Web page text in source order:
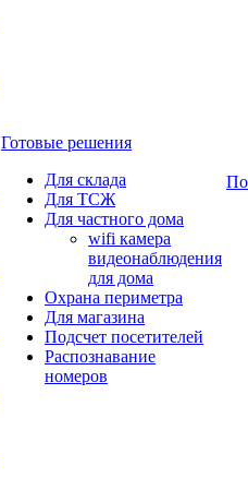
Готовые решения
Для склада
Для ТСЖ
Для частного дома
wifi камера
видеонаблюдения
для дома
Охрана периметра
Для магазина
Подсчет посетителей
Распознавание
номеров